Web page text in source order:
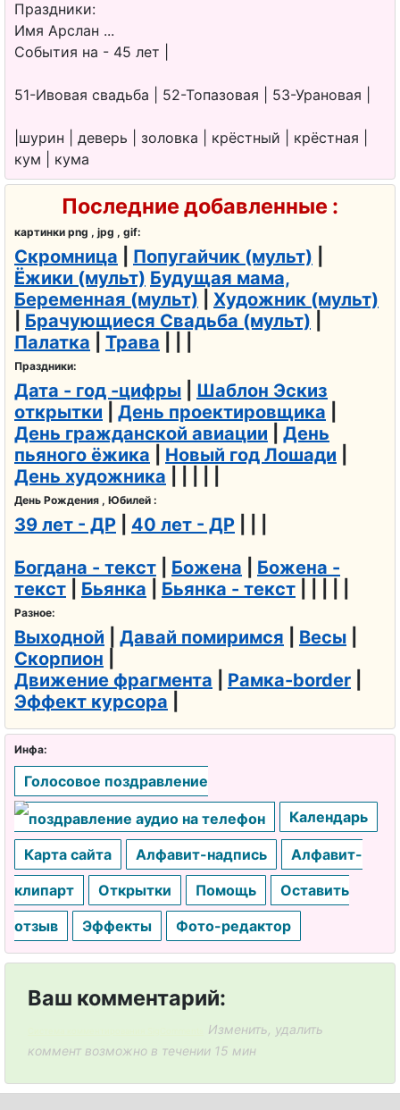
Праздники:
Имя Арслан ...
События на - 45 лет |
51-Ивовая свадьба | 52-Топазовая | 53-Урановая |
|шурин | деверь | золовка | крёстный | крёстная |
кум | кума
Последние добавленные :
картинки png , jpg , gif:
Скромница Попугайчик (мульт)
Ёжики (мульт) Будущая мама,
Беременная (мульт)
Художник (мульт)
Брачующиеся Свадьба (мульт)
Палатка
Трава
Праздники:
Дата - год -цифры
Шаблон Эскиз
открытки
День проектировщика
День гражданской авиации
День
пьяного ёжика
Новый год Лошади
День художника
День Рождения , Юбилей :
39 лет - ДР 40 лет - ДР
Богдана - текст
Божена
Божена -
текст
Бьянка Бьянка - текст
Разное:
Выходной Давай помиримся Весы
Скорпион
Движение фрагмента
Рамка-border
Эффект курсора
Инфа:
Голосовое поздравление
Календарь
Карта сайта Алфавит-надпись
Алфавит-
клипарт
Открытки Помощь
Оставить
отзыв
Эффекты Фото-редактор
Ваш комментарий:
Изменить, удалить
коммент возможно в течении 15 мин